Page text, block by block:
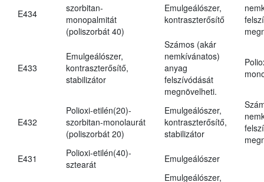
E434
szorbitan-
monopalmitát
(poliszorbát 40)
Emulgeálószer,
kontraszterősítő
E433
Emulgeálószer,
kontraszterősítő,
stabilizátor
Számos (akár
nemkívánatos)
anyag
felszívódását
megnövelheti.
E432
Polioxi-etilén(20)-
szorbitan-monolaurát
(poliszorbát 20)
Emulgeálószer,
kontraszterősítő,
stabilizátor
E431
Polioxi-etilén(40)-
sztearát
Emulgeálószer
Emulgeálószer,